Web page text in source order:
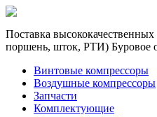
Поставка
поршень, шток, РТИ) Буровое
Винтовые компрессоры
Воздушные компрессоры
Запчасти
Комплектующие